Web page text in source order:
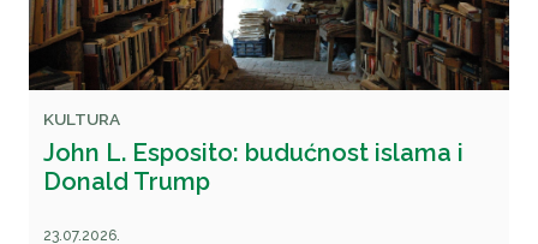
KULTURA
John L. Esposito: budućnost islama i
Donald Trump
23.07.2026.